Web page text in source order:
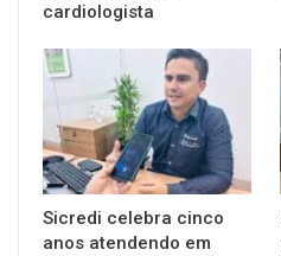
cardiologista
Sicredi celebra cinco
anos atendendo em